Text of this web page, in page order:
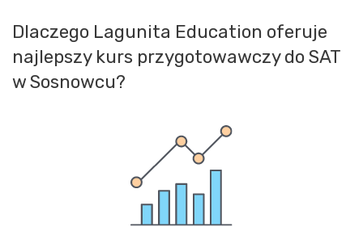
Dlaczego Lagunita Education oferuje
najlepszy kurs przygotowawczy do SAT
w Sosnowcu?